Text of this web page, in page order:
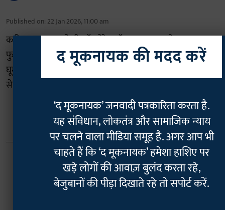
Published on: 22 Jan 2026, 11:00 am
करीब 5 साल पहले ही कॉरपोरेट लॉयर का काम छोड़ कर अब
फुल टाइमर कंटेंट क्रिएटर बन चुकीं ख्याति श्री नईं-नईं जगहों पर
घूमने, लोगों से मिलने-बातें करने और जीवन के हर पल को खुशी
से जीने के तमाम झलकियों पर कंटेंट बनाती हैं।
Read More
द मूकनायक की मदद करें
‘द मूकनायक’ जनवादी पत्रकारिता करता है.
यह संविधान, लोकतंत्र और सामाजिक न्याय
पर चलने वाला मीडिया समूह है. अगर आप भी
चाहते हैं कि ‘द मूकनायक’ हमेशा हाशिए पर
खड़े लोगों की आवाज़ बुलंद करता रहे,
बेजुबानों की पीड़ा दिखाते रहे तो सपोर्ट करें.